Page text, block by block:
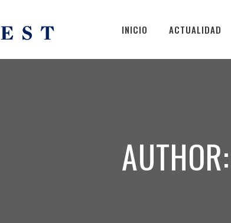
INICIO ACTUALIDAD